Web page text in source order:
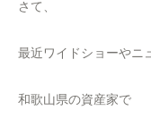
さて、
最近ワイドショーやニ
和歌山県の資産家で